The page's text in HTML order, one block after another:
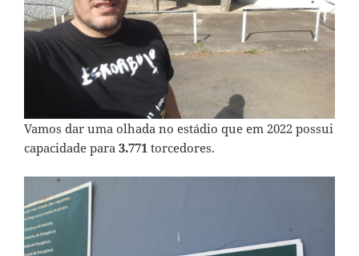
Vamos dar uma olhada no estádio que em 2022 possui
capacidade para 3.771 torcedores.